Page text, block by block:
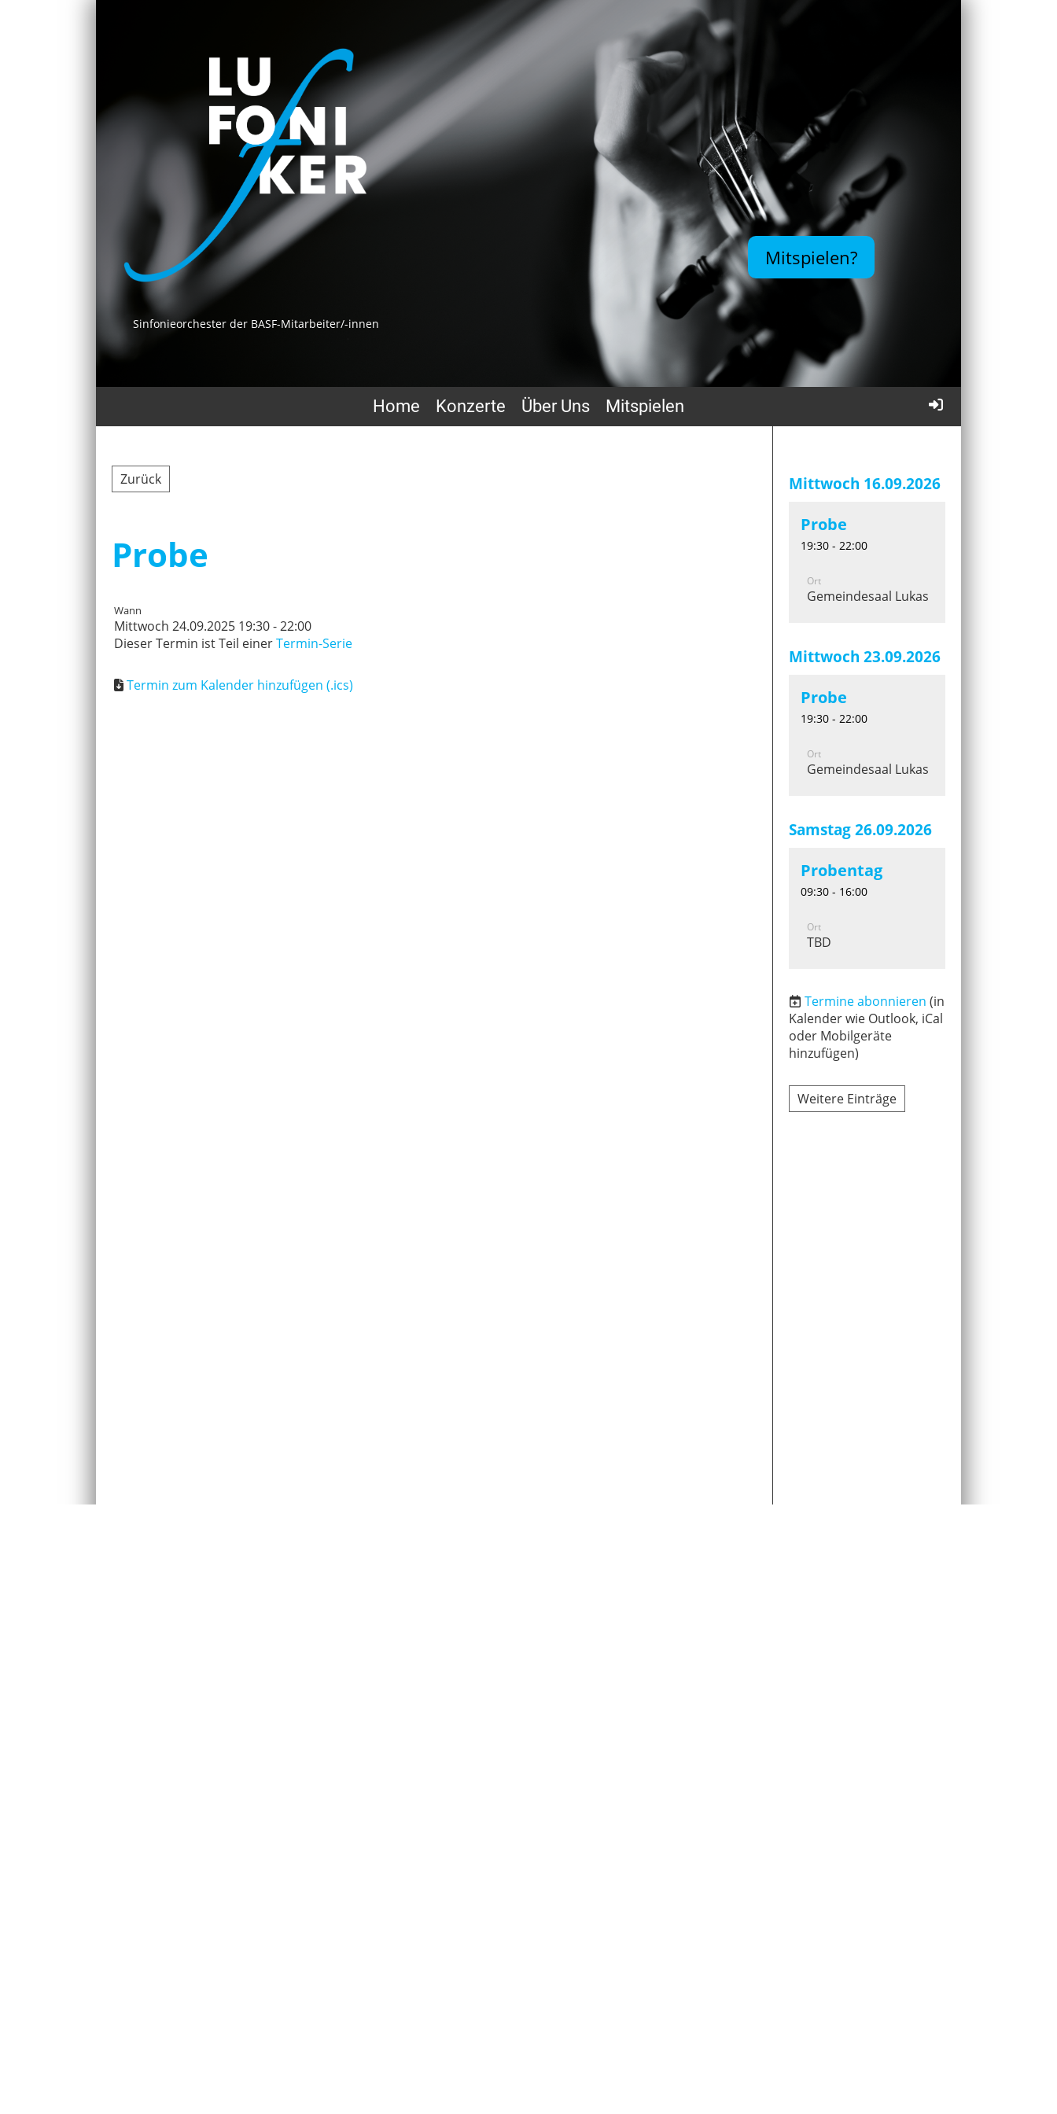
Sinfonieorchester der BASF-Mitarbeiter/-innen
Mitspielen?
Home Konzerte Über Uns Mitspielen
Zurück
Probe
Wann
Mittwoch 24.09.2025 19:30 - 22:00
Dieser Termin ist Teil einerTermin-Serie
Termin zum Kalender hinzufügen (.ics)
Mittwoch 16.09.2026
Probe
19:30 - 22:00
Ort
Gemeindesaal Lukaskirche
Mittwoch 23.09.2026
Probe
19:30 - 22:00
Ort
Gemeindesaal Lukaskirche
Samstag 26.09.2026
Probentag
09:30 - 16:00
Ort
TBD
Termine abonnieren (in
Kalender wie Outlook, iCal
oder Mobilgeräte
hinzufügen)
Weitere Einträge